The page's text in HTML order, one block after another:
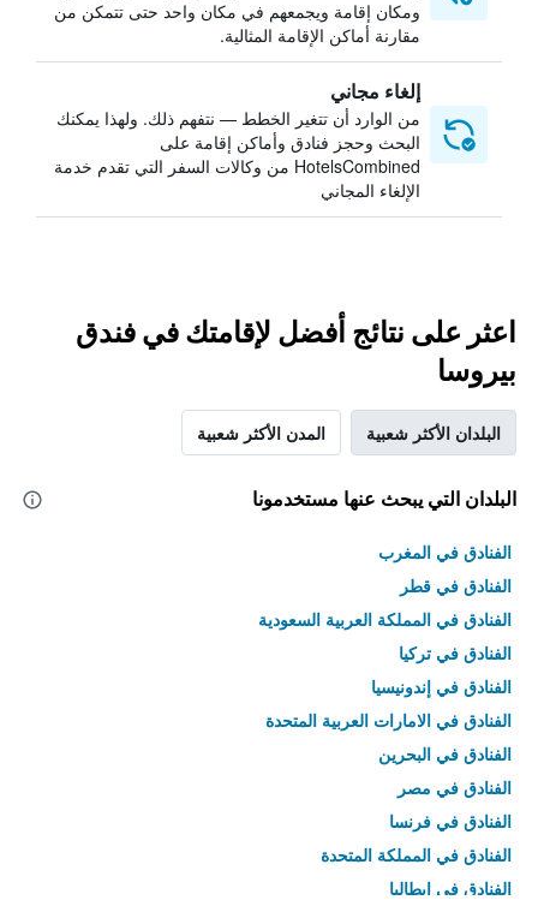
ومكان إقامة ويجمعهم في مكان واحد حتى تتمكن من
مقارنة أماكن الإقامة المثالية.
إلغاء مجاني
من الوارد أن تتغير الخطط — نتفهم ذلك. ولهذا يمكنك
البحث وحجز فنادق وأماكن إقامة على
HotelsCombined من وكالات السفر التي تقدم خدمة
الإلغاء المجاني
اعثر على نتائج أفضل لإقامتك في فندق
بيروسا
البلدان الأكثر شعبية المدن الأكثر شعبية
البلدان التي يبحث عنها مستخدمونا
الفنادق في المغرب
الفنادق في قطر
الفنادق في المملكة العربية السعودية
الفنادق في تركيا
الفنادق في إندونيسيا
الفنادق في الامارات العربية المتحدة
الفنادق في البحرين
الفنادق في مصر
الفنادق في فرنسا
الفنادق في المملكة المتحدة
الفنادق في إيطاليا